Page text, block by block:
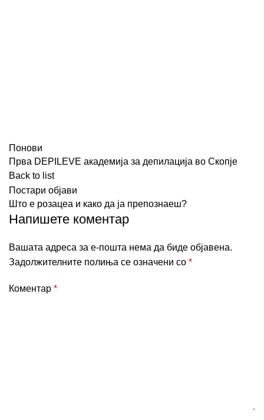
Понови
Прва DEPILEVE академија за депилација во Скопје
Back to list
Постари објави
Што е розацеа и како да ја препознаеш?
Напишете коментар
Вашата адреса за е-пошта нема да биде објавена.
Задолжителните полиња се означени со *
Коментар *